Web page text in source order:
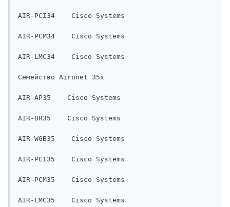
AIR-PCI34    Cisco Systems
AIR-PCM34    Cisco Systems
AIR-LMC34    Cisco Systems
Семейство Aironet 35x
AIR-AP35    Cisco Systems
AIR-BR35    Cisco Systems
AIR-WGB35    Cisco Systems
AIR-PCI35    Cisco Systems
AIR-PCM35    Cisco Systems
AIR-LMC35    Cisco Systems